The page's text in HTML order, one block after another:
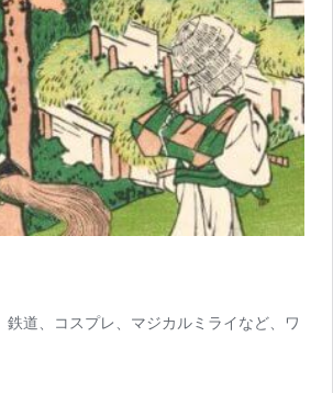
道、コスプレ、マジカルミライなど、ワ